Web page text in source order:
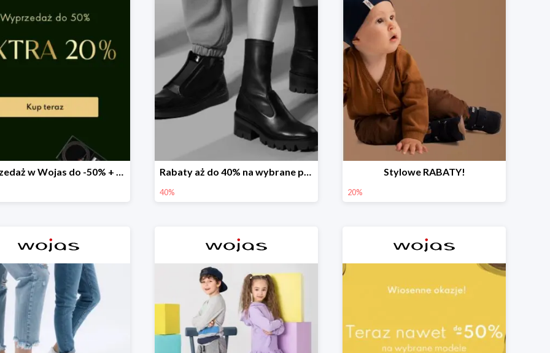
Wyprzedaż w Wojas do -50% + extra 20% rabatu na wszystko Rabaty aż do 40% na wybrane produkty!
40%
Stylowe RABATY!
20%